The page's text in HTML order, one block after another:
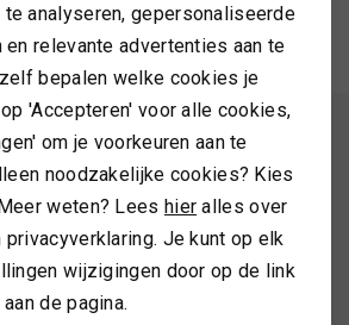
OP DE HOOGTE ZIJN?
10% korting op je 1e bestelling
AANMELDEN
te analyseren, gepersonaliseerde
relevante advertenties aan te
bepalen welke cookies je
'Accepteren' voor alle cookies,
om je voorkeuren aan te
noodzakelijke cookies? Kies
weten? Lees hier alles over
Je kunt op elk
wijzigingen door op de link
de pagina.